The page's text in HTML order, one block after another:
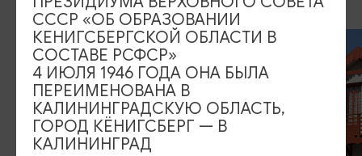
СССР «ОБ ОБРАЗОВАНИИ
КЕНИГСБЕРГСКОЙ ОБЛАСТИ В
СОСТАВЕ РСФСР»
4 ИЮЛЯ 1946 ГОДА ОНА БЫЛА
ПЕРЕИМЕНОВАНА В
КАЛИНИНГРАДСКУЮ ОБЛАСТЬ,
ГОРОД КЁНИГСБЕРГ — В
КАЛИНИНГРАД